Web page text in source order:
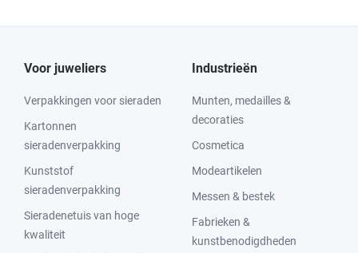
Voor juweliers
Verpakkingen voor sieraden
Kartonnen
sieradenverpakking
Kunststof
sieradenverpakking
Sieradenetuis van hoge
kwaliteit
Industrieën
Munten, medailles &
decoraties
Cosmetica
Modeartikelen
Messen & bestek
Fabrieken &
kunstbenodigdheden